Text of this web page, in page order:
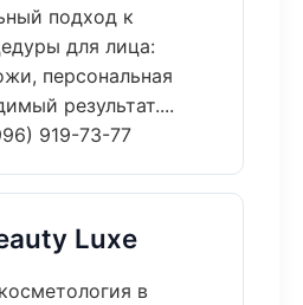
подход к
для лица:
персональная
результат....
919-73-77
Luxe
в